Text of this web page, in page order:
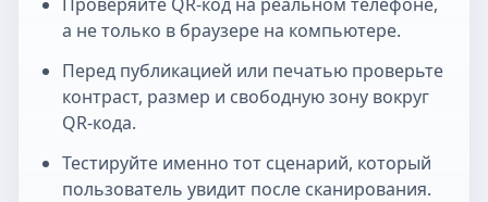
а не только в браузере на компьютере.
Перед публикацией или печатью проверьте
контраст, размер и свободную зону вокруг
QR-кода.
Тестируйте именно тот сценарий, который
пользователь увидит после сканирования.